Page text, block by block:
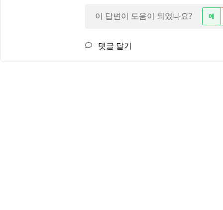
이 답변이 도움이 되었나요? 예
댓글 달기